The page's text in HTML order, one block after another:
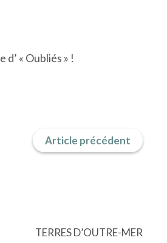
« Oubliés » !
Article précédent
TERRES D’OUTRE-MER